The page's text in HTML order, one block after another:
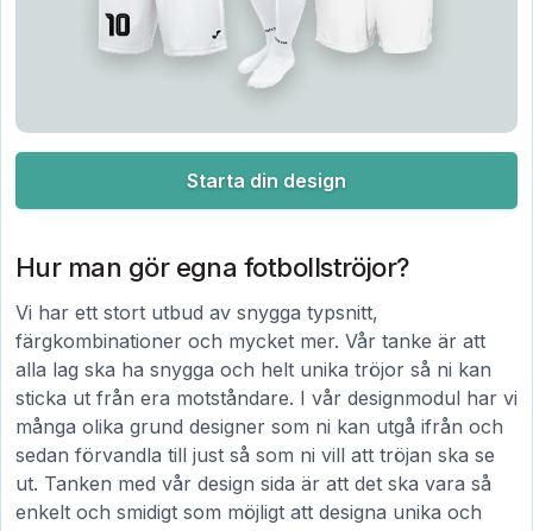
Starta din design
Hur man gör egna fotbollströjor?
Vi har ett stort utbud av snygga typsnitt,
färgkombinationer och mycket mer. Vår tanke är att
alla lag ska ha snygga och helt unika tröjor så ni kan
sticka ut från era motståndare. I vår designmodul har vi
många olika grund designer som ni kan utgå ifrån och
sedan förvandla till just så som ni vill att tröjan ska se
ut. Tanken med vår design sida är att det ska vara så
enkelt och smidigt som möjligt att designa unika och